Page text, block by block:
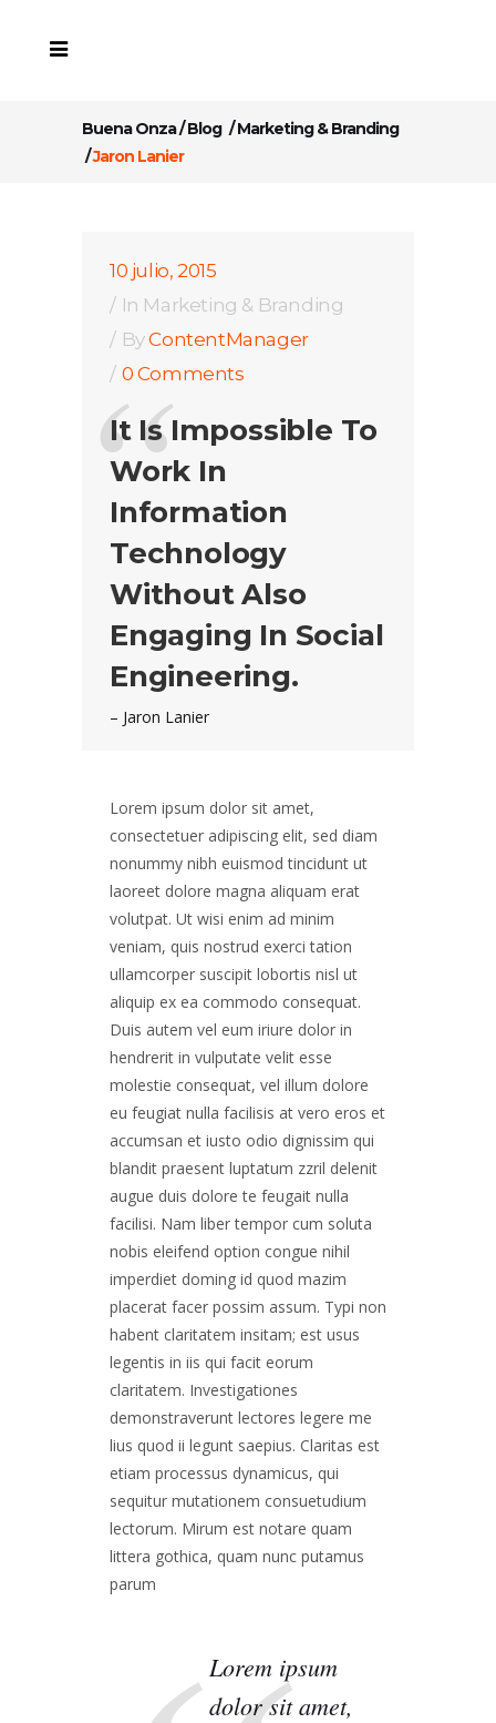
Buena Onza/Blog /Marketing & Branding
/Jaron Lanier
10 julio, 2015
In Marketing & Branding
ByContentManager
0 Comments
It Is Impossible To
Work In
Information
Technology
Without Also
Engaging In Social
Engineering.
– Jaron Lanier
Lorem ipsum dolor sit amet,
consectetuer adipiscing elit, sed diam
nonummy nibh euismod tincidunt ut
laoreet dolore magna aliquam erat
volutpat. Ut wisi enim ad minim
veniam, quis nostrud exerci tation
ullamcorper suscipit lobortis nisl ut
aliquip ex ea commodo consequat.
Duis autem vel eum iriure dolor in
hendrerit in vulputate velit esse
molestie consequat, vel illum dolore
eu feugiat nulla facilisis at vero eros et
accumsan et iusto odio dignissim qui
blandit praesent luptatum zzril delenit
augue duis dolore te feugait nulla
facilisi. Nam liber tempor cum soluta
nobis eleifend option congue nihil
imperdiet doming id quod mazim
placerat facer possim assum. Typi non
habent claritatem insitam; est usus
legentis in iis qui facit eorum
claritatem. Investigationes
demonstraverunt lectores legere me
lius quod ii legunt saepius. Claritas est
etiam processus dynamicus, qui
sequitur mutationem consuetudium
lectorum. Mirum est notare quam
littera gothica, quam nunc putamus
parum
Lorem ipsum
dolor sit amet,